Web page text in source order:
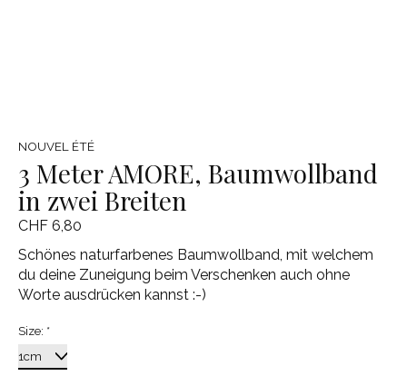
NOUVEL ÉTÉ
3 Meter AMORE, Baumwollband
in zwei Breiten
CHF 6,80
Schönes naturfarbenes Baumwollband, mit welchem
du deine Zuneigung beim Verschenken auch ohne
Worte ausdrücken kannst :-)
Size: *